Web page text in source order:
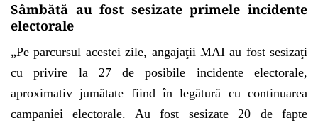
Sâmbătă au fost sesizate primele incidente
electorale
„Pe parcursul acestei zile, angajaţii MAI au fost sesizaţi
cu privire la 27 de posibile incidente electorale,
aproximativ jumătate fiind în legătură cu continuarea
campaniei electorale. Au fost sesizate 20 de fapte